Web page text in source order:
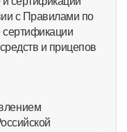
с Правилами по
и прицепов